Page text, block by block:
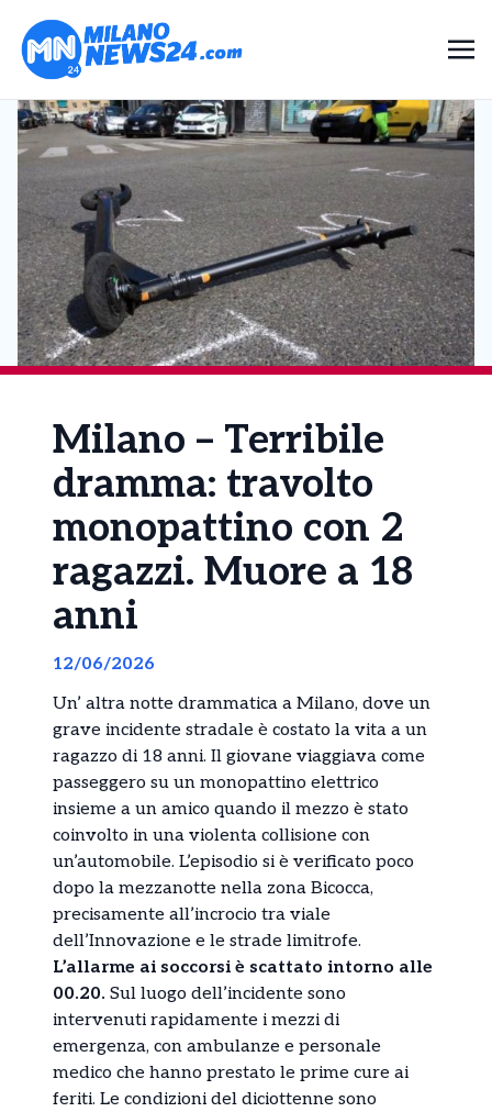
Milano – Terribile
dramma: travolto
monopattino con 2
ragazzi. Muore a 18
anni
12/06/2026
Un’ altra notte drammatica a Milano, dove un
grave incidente stradale è costato la vita a un
ragazzo di 18 anni. Il giovane viaggiava come
passeggero su un monopattino elettrico
insieme a un amico quando il mezzo è stato
coinvolto in una violenta collisione con
un’automobile. L’episodio si è verificato poco
dopo la mezzanotte nella zona Bicocca,
precisamente all’incrocio tra viale
dell’Innovazione e le strade limitrofe.
L’allarme ai soccorsi è scattato intorno alle
00.20. Sul luogo dell’incidente sono
intervenuti rapidamente i mezzi di
emergenza, con ambulanze e personale
medico che hanno prestato le prime cure ai
feriti. Le condizioni del diciottenne sono